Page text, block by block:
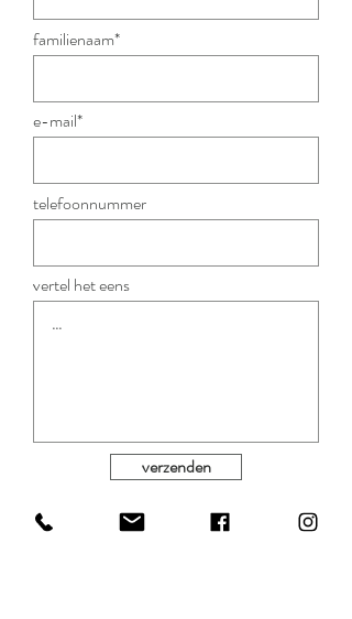
familienaam*
e-mail*
telefoonnummer
vertel het eens
verzenden